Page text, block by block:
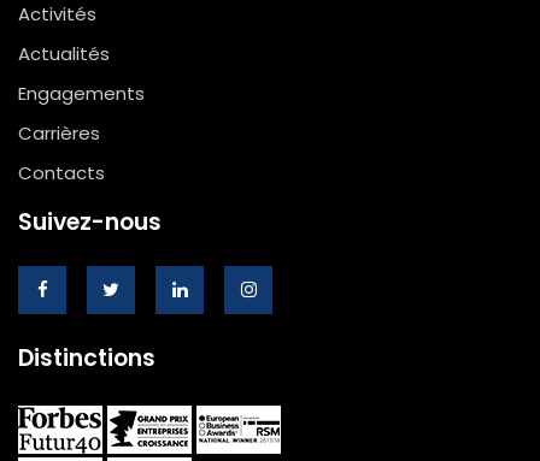
Activités
Actualités
Engagements
Carrières
Contacts
Suivez-nous
Distinctions